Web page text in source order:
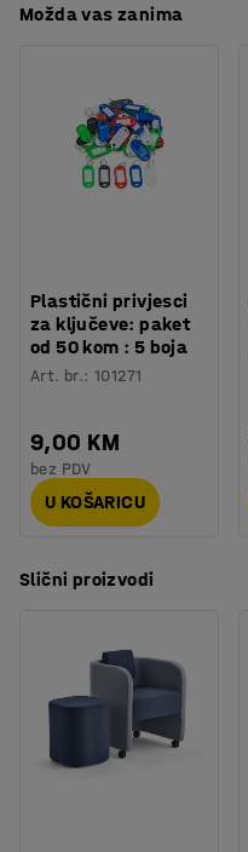
Možda vas zanima
Plastični privjesci
za ključeve: paket
od 50 kom : 5 boja
Art. br.:101271
9,00 KM
bez PDV
U KOŠARICU
Slični proizvodi